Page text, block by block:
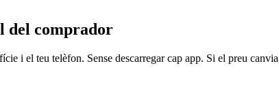
del comprador
i el teu telèfon. Sense descarregar cap app. Si el preu